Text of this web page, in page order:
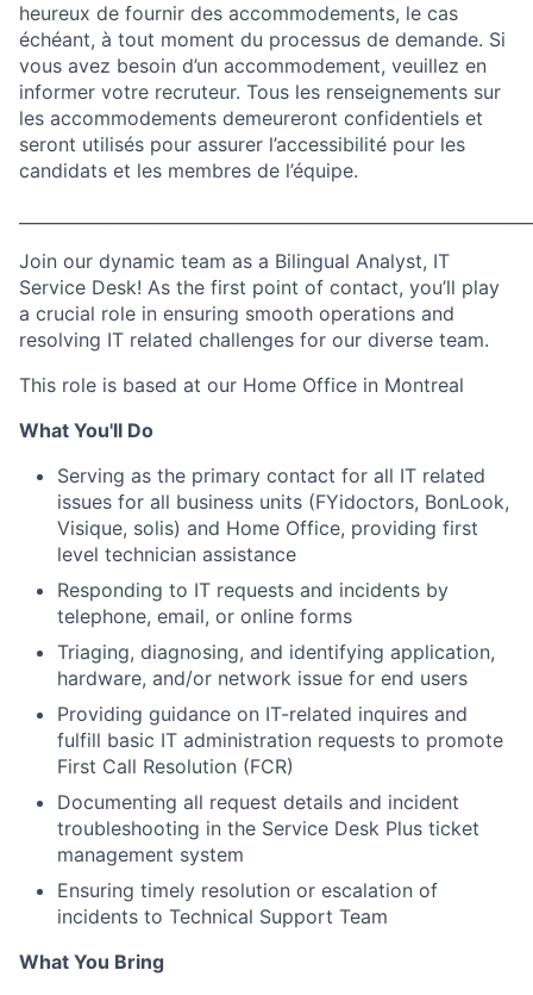
heureux de fournir des accommodements, le cas
échéant, à tout moment du processus de demande. Si
vous avez besoin d’un accommodement, veuillez en
informer votre recruteur. Tous les renseignements sur
les accommodements demeureront confidentiels et
seront utilisés pour assurer l’accessibilité pour les
candidats et les membres de l’équipe.
Join our dynamic team as a Bilingual Analyst, IT
Service Desk! As the first point of contact, you’ll play
a crucial role in ensuring smooth operations and
resolving IT related challenges for our diverse team.
This role is based at our Home Office in Montreal
What You'll Do
Serving as the primary contact for all IT related
issues for all business units (FYidoctors, BonLook,
Visique, solis) and Home Office, providing first
level technician assistance
Responding to IT requests and incidents by
telephone, email, or online forms
Triaging, diagnosing, and identifying application,
hardware, and/or network issue for end users
Providing guidance on IT-related inquires and
fulfill basic IT administration requests to promote
First Call Resolution (FCR)
Documenting all request details and incident
troubleshooting in the Service Desk Plus ticket
management system
Ensuring timely resolution or escalation of
incidents to Technical Support Team
What You Bring